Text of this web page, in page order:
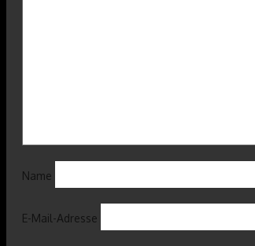
Name
E-Mail-Adresse